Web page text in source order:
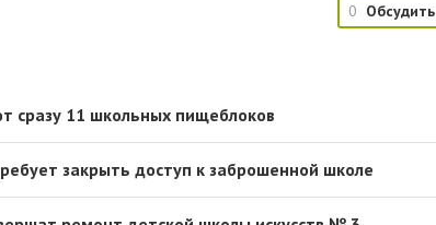
0
сразу 11 школьных пищеблоков
закрыть доступ к заброшенной школе